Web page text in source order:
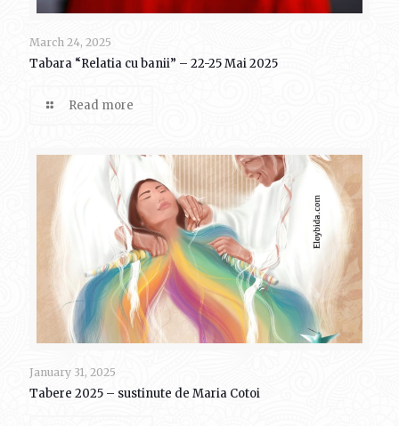
March 24, 2025
Tabara “Relatia cu banii” – 22-25 Mai 2025
Read more
January 31, 2025
Tabere 2025 – sustinute de Maria Cotoi